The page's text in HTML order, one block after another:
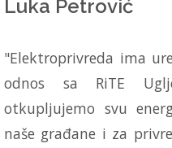
Luka Petrović
"Elektroprivreda ima
odnos sa RiTE
otkupljujemo svu
naše građane i za